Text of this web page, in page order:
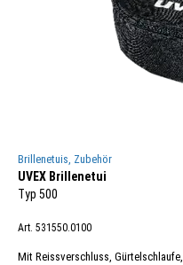
Brillenetuis, Zubehör
UVEX Brillenetui
Typ 500
Art. 531550.0100
Mit Reissverschluss,